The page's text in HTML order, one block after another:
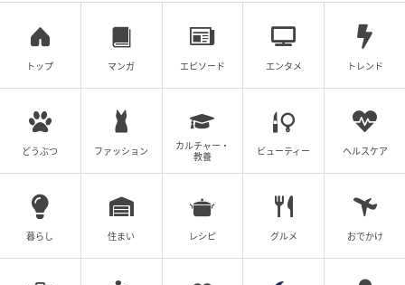
トップ マンガ エピソード エンタメ トレンド
どうぶつ ファッション
カルチャー・
教養
ビューティー ヘルスケア
暮らし 住まい レシピ グルメ おでかけ